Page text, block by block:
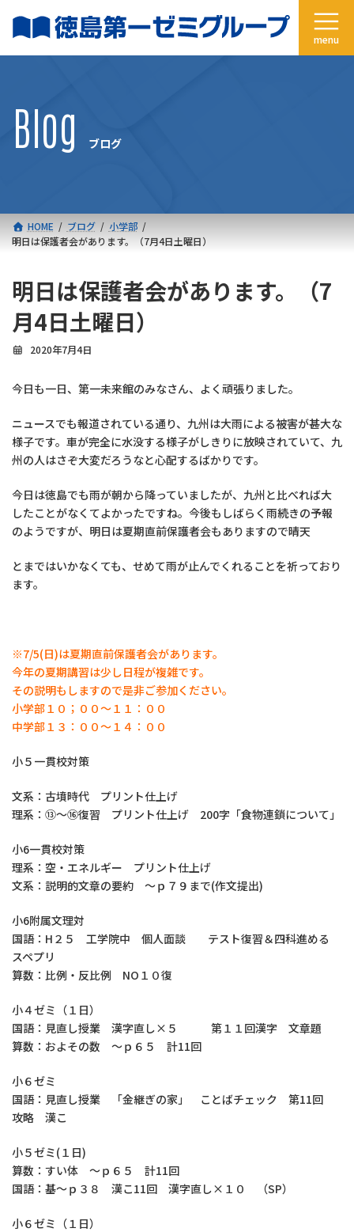
ン
ー
Blog ブログ
HOME ブログ
小学部
明日は保護者会があります。（7月4日土曜日）
明日は保護者会があります。（7
月4日土曜日）
2020年7月4日
今日も一日、第一未来館のみなさん、よく頑張りました。
ニュースでも報道されている通り、九州は大雨による被害が甚大な
様子です。車が完全に水没する様子がしきりに放映されていて、九
州の人はさぞ大変だろうなと心配するばかりです。
今日は徳島でも雨が朝から降っていましたが、九州と比べれば大
したことがなくてよかったですね。今後もしばらく雨続きの予報
のようですが、明日は夏期直前保護者会もありますので晴天
とまではいかなくても、せめて雨が止んでくれることを祈っており
ます。
※7/5(日)は夏期直前保護者会があります。
今年の夏期講習は少し日程が複雑です。
その説明もしますので是非ご参加ください。
小学部１０；００～１１：００
中学部１３：００～１４：００
小５一貫校対策
文系：古墳時代 プリント仕上げ
理系：⑬～⑯復習 プリント仕上げ 200字「食物連鎖について」
小6一貫校対策
理系：空・エネルギー プリント仕上げ
文系：説明的文章の要約 ～ｐ７９まで(作文提出)
小6附属文理対
国語：H２５ 工学院中 個人面談 テスト復習＆四科進める
スペプリ
算数：比例・反比例 NO１０復
小４ゼミ（１日）
国語：見直し授業 漢字直し×５ 第１１回漢字 文章題
算数：およその数 ～ｐ６５ 計11回
小６ゼミ
国語：見直し授業 「金継ぎの家」 ことばチェック 第11回
攻略 漢こ
小５ゼミ(１日)
算数：すい体 ～ｐ６５ 計11回
国語：基～ｐ３８ 漢こ11回 漢字直し×１０ （SP）
小６ゼミ（１日）